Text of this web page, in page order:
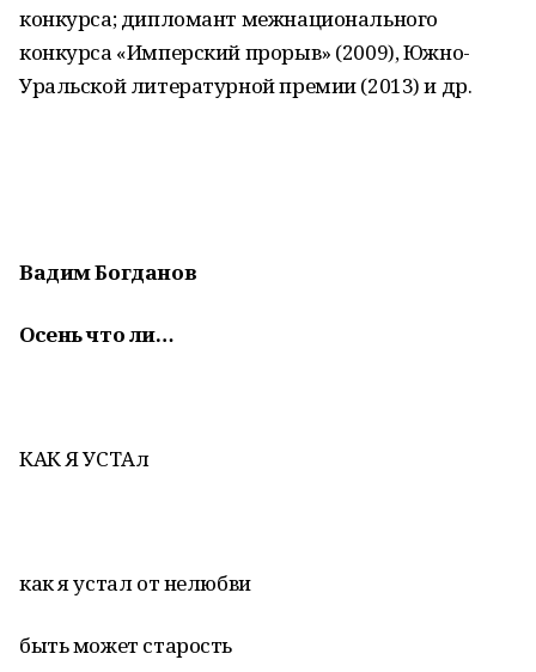
конкурса; дипломант межнационального
конкурса «Имперский прорыв» (2009), Южно-
Уральской литературной премии (2013) и др.
Вадим Богданов
Осень что ли…
КАК Я УСТАл
как я устал от нелюбви
быть может старость